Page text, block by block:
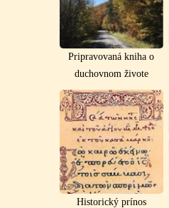
Pripravovaná kniha o
duchovnom živote
Historický prínos